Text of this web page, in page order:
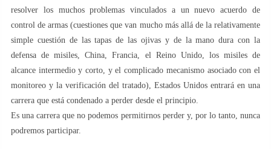
resolver los muchos problemas vinculados a un nuevo acuerdo de
control de armas (cuestiones que van mucho más allá de la relativamente
simple cuestión de las tapas de las ojivas y de la mano dura con la
defensa de misiles, China, Francia, el Reino Unido, los misiles de
alcance intermedio y corto, y el complicado mecanismo asociado con el
monitoreo y la verificación del tratado), Estados Unidos entrará en una
carrera que está condenado a perder desde el principio.
Es una carrera que no podemos permitirnos perder y, por lo tanto, nunca
podremos participar.